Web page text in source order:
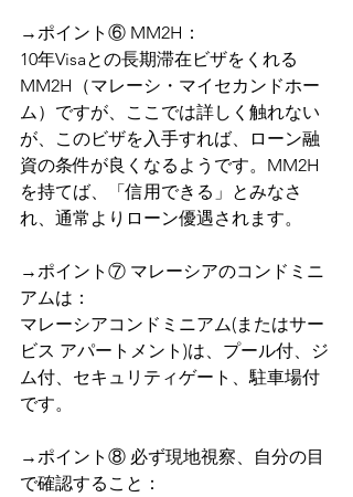
→ポイント⑥ MM2H：
10年Visaとの長期滞在ビザをくれる
MM2H（マレーシ・マイセカンドホー
ム）ですが、ここでは詳しく触れない
が、このビザを入手すれば、ローン融
資の条件が良くなるようです。MM2H
を持てば、「信用できる」とみなさ
れ、通常よりローン優遇されます。
→ポイント⑦ マレーシアのコンドミニ
アムは：
マレーシアコンドミニアム(またはサー
ビス アパートメント)は、プール付、ジ
ム付、セキュリティゲート、駐車場付
です。
→ポイント⑧ 必ず現地視察、自分の目
で確認すること：